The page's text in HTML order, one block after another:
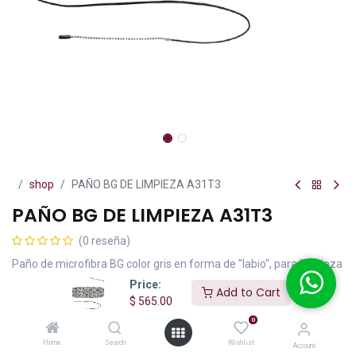
Price:
$ 565.00
Add to Cart
Home Search
0
Wishlist Account
shop PAÑO BG DE LIMPIEZA A31T3
PAÑO BG DE LIMPIEZA A31T3
(0 reseña)
Paño de microfibra BG color gris en forma de "labio", para limpieza
interior de bombas de afinación con cordón en los extremos y un
contrapeso metálico.
565.00 IVA incluido